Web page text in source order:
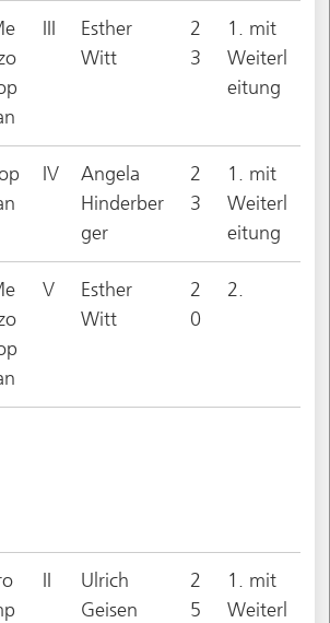
III
Esther
Witt
2
3
1. mit
Weiterl
eitung
IV
Angela
Hinderber
ger
2
3
1. mit
Weiterl
eitung
V
Esther
Witt
2
0
2.
II
Ulrich
Geisen
2
5
1. mit
Weiterl